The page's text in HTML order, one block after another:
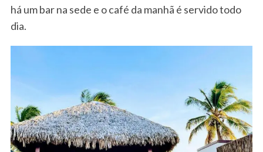
há um bar na sede e o café da manhã é servido todo
dia.